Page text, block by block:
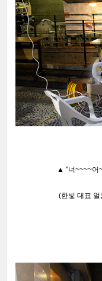
▲ "너~~~~어
(한빛 대표